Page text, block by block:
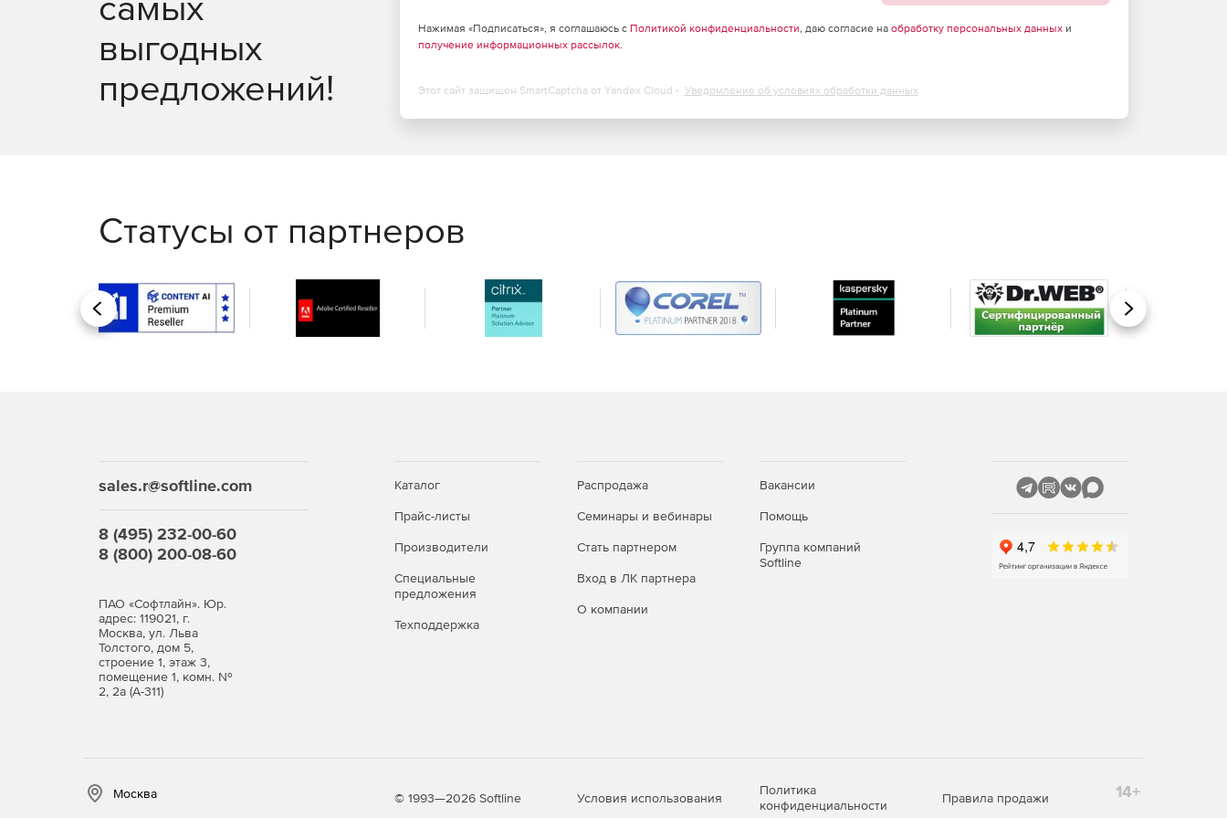
выгодных
предложений!
Нажимая «Подписаться», я соглашаюсь с Политикой конфиденциальности, даю согласие на обработку персональных данныхи
получение информационных рассылок.
Этот сайт защищен SmartCaptcha от Yandex Cloud - Уведомление об условиях обработки данных
Статусы от партнеров
Назад Вперед
sales.r@softline.com
8 (495) 232-00-60
8 (800) 200-08-60
ПАО «Софтлайн». Юр.
адрес: 119021, г.
Москва, ул. Льва
Толстого, дом 5,
строение 1, этаж 3,
помещение 1, комн. №
2, 2а (А-311)
Каталог
Прайс-листы
Производители
Специальные
предложения
Техподдержка
Распродажа
Семинары и вебинары
Стать партнером
Вход в ЛК партнера
О компании
Вакансии
Помощь
Группа компаний
Softline
Москва © 1993—2026 Softline Условия использования
Политика
конфиденциальности
Правила продажи 14+